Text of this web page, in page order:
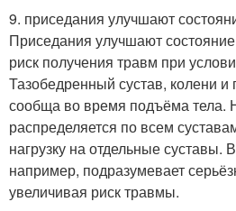
9. приседания улучшают
Приседания улучшают
риск получения травм при
Тазобедренный сустав, колени и
сообща во время подъёма тела.
распределяется по всем
нагрузку на отдельные суставы.
например, подразумевает
увеличивая риск травмы.